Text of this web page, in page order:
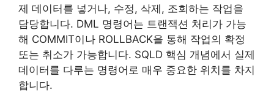
제 데이터를 넣거나, 수정, 삭제, 조회하는 작업을
담당합니다. DML 명령어는 트랜잭션 처리가 가능
해 COMMIT이나 ROLLBACK을 통해 작업의 확정
또는 취소가 가능합니다. SQLD 핵심 개념에서 실제
데이터를 다루는 명령어로 매우 중요한 위치를 차지
합니다.